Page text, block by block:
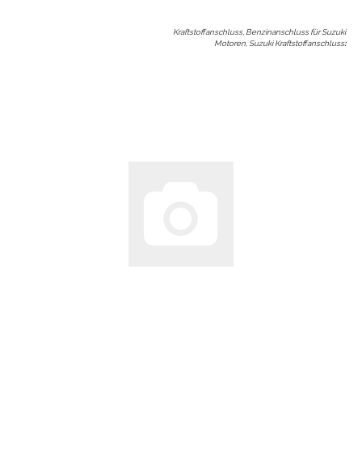
Kraftstoffanschluss, Benzinanschluss für Suzuki
Motoren, Suzuki Kraftstoffanschluss: